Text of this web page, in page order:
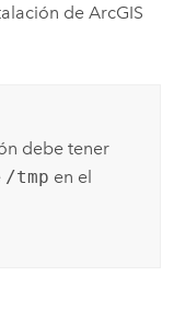
deArcGIS
debe tener
/tmp en el